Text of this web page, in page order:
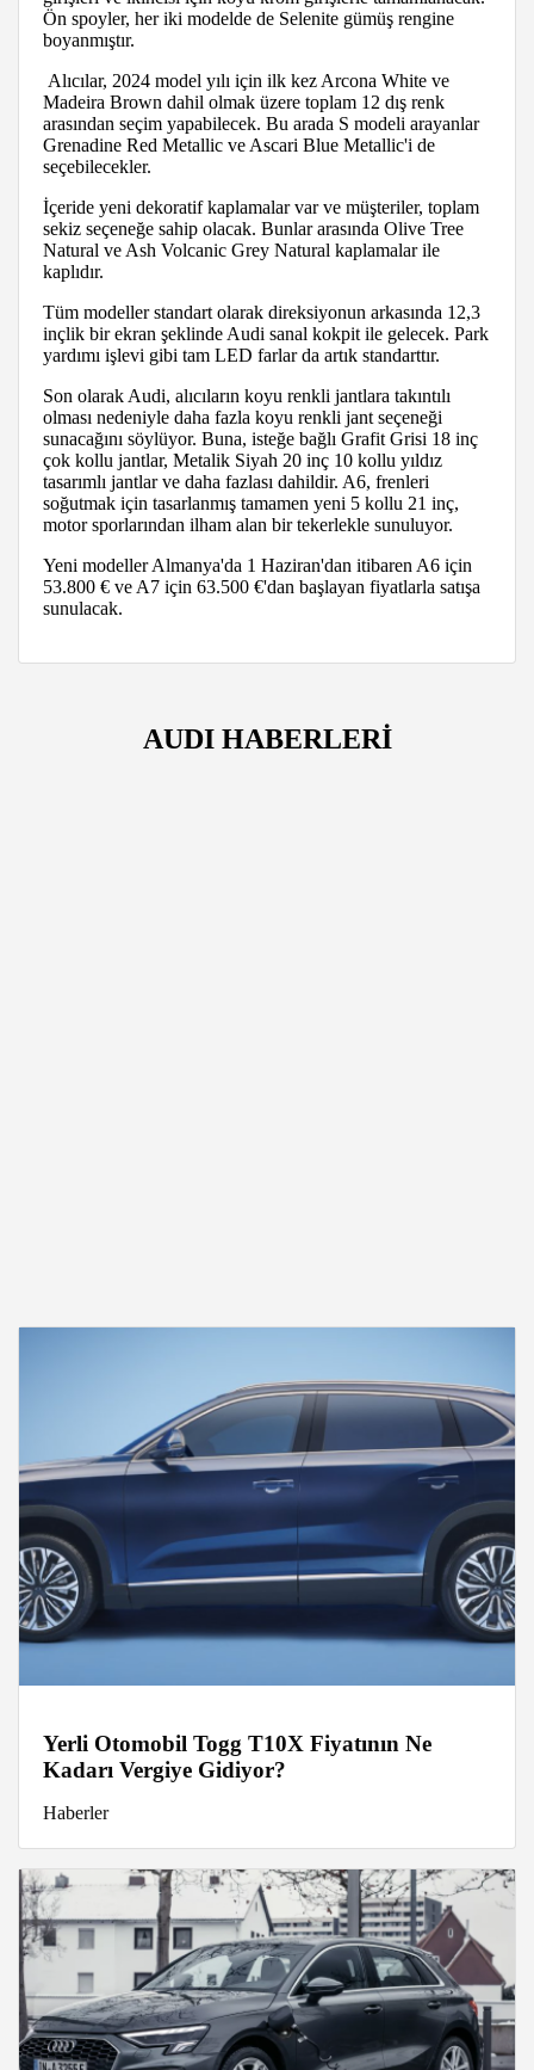
Ön spoyler, her iki modelde de Selenite gümüş rengine
boyanmıştır.
Alıcılar, 2024 model yılı için ilk kez Arcona White ve
Madeira Brown dahil olmak üzere toplam 12 dış renk
arasından seçim yapabilecek. Bu arada S modeli arayanlar
Grenadine Red Metallic ve Ascari Blue Metallic'i de
seçebilecekler.
İçeride yeni dekoratif kaplamalar var ve müşteriler, toplam
sekiz seçeneğe sahip olacak. Bunlar arasında Olive Tree
Natural ve Ash Volcanic Grey Natural kaplamalar ile
kaplıdır.
Tüm modeller standart olarak direksiyonun arkasında 12,3
inçlik bir ekran şeklinde Audi sanal kokpit ile gelecek. Park
yardımı işlevi gibi tam LED farlar da artık standarttır.
Son olarak Audi, alıcıların koyu renkli jantlara takıntılı
olması nedeniyle daha fazla koyu renkli jant seçeneği
sunacağını söylüyor. Buna, isteğe bağlı Grafit Grisi 18 inç
çok kollu jantlar, Metalik Siyah 20 inç 10 kollu yıldız
tasarımlı jantlar ve daha fazlası dahildir. A6, frenleri
soğutmak için tasarlanmış tamamen yeni 5 kollu 21 inç,
motor sporlarından ilham alan bir tekerlekle sunuluyor.
Yeni modeller Almanya'da 1 Haziran'dan itibaren A6 için
53.800 € ve A7 için 63.500 €'dan başlayan fiyatlarla satışa
sunulacak.
AUDI HABERLERİ
Yerli Otomobil Togg T10X Fiyatının Ne
Kadarı Vergiye Gidiyor?
Haberler